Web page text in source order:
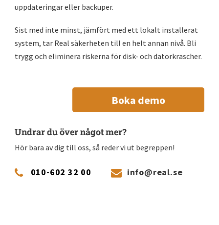
uppdateringar eller backuper.
Sist med inte minst, jämfört med ett lokalt installerat
system, tar Real säkerheten till en helt annan nivå. Bli
trygg och eliminera riskerna för disk- och datorkrascher.
Boka demo
Undrar du över något mer?
Hör bara av dig till oss, så reder vi ut begreppen!
010-602 32 00 info@real.se